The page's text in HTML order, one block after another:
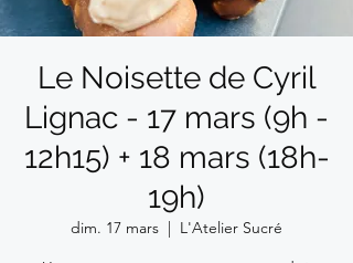
Le Noisette de Cyril
Lignac - 17 mars (9h -
12h15) + 18 mars (18h-
19h)
dim. 17 mars
  |
L'Atelier Sucré